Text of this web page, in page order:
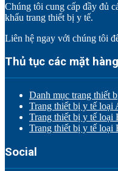
Chúng tôi cung cấp đầy đủ
khẩu trang thiết bị y tế.
Liên hệ ngay với chúng tôi
Thủ tục các mặt hàng
Danh mục trang thiết
Trang thiết bị y tế loại
Trang thiết bị y tế loại
Trang thiết bị y tế
Social